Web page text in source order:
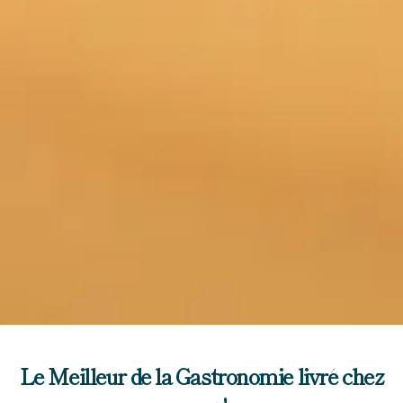
Le Meilleur de la Gastronomie livré chez